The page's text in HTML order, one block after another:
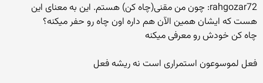
rahgozar72: چون من مقنی(چاه کن) هستم. این به معنای این
هست که ایشان همین الآن هم داره اون چاه رو حفر میکنه؟
چاه کن خودش رو معرفی میکنه
فعل لموسوعون استمراری است نه ریشه فعل